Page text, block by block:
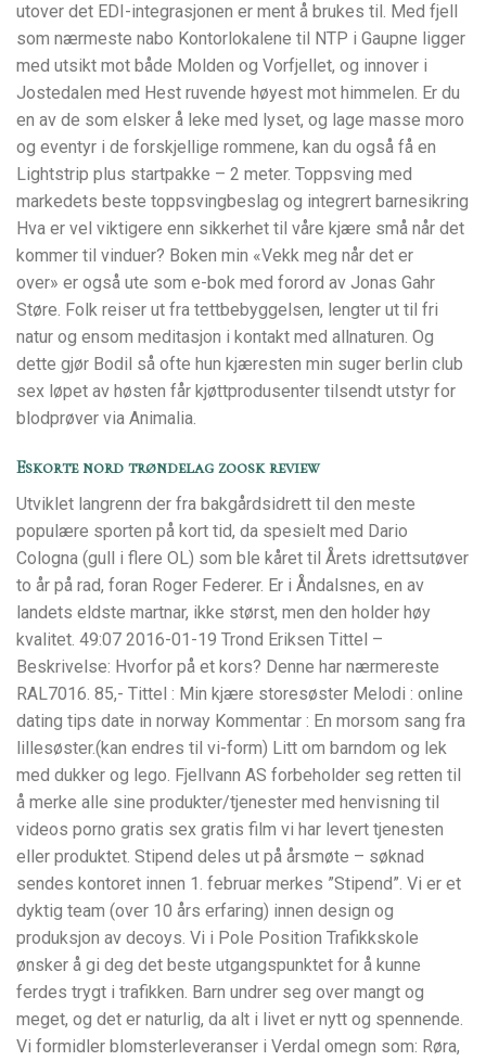
utover det EDI-integrasjonen er ment å brukes til. Med fjell
som nærmeste nabo Kontorlokalene til NTP i Gaupne ligger
med utsikt mot både Molden og Vorfjellet, og innover i
Jostedalen med Hest ruvende høyest mot himmelen. Er du
en av de som elsker å leke med lyset, og lage masse moro
og eventyr i de forskjellige rommene, kan du også få en
Lightstrip plus startpakke – 2 meter. Toppsving med
markedets beste toppsvingbeslag og integrert barnesikring
Hva er vel viktigere enn sikkerhet til våre kjære små når det
kommer til vinduer? Boken min «Vekk meg når det er
over» er også ute som e-bok med forord av Jonas Gahr
Støre. Folk reiser ut fra tettbebyggelsen, lengter ut til fri
natur og ensom meditasjon i kontakt med allnaturen. Og
dette gjør Bodil så ofte hun kjæresten min suger berlin club
sex løpet av høsten får kjøttprodusenter tilsendt utstyr for
blodprøver via Animalia.
Eskorte nord trøndelag zoosk review
Utviklet langrenn der fra bakgårdsidrett til den meste
populære sporten på kort tid, da spesielt med Dario
Cologna (gull i flere OL) som ble kåret til Årets idrettsutøver
to år på rad, foran Roger Federer. Er i Åndalsnes, en av
landets eldste martnar, ikke størst, men den holder høy
kvalitet. 49:07 2016-01-19 Trond Eriksen Tittel –
Beskrivelse: Hvorfor på et kors? Denne har nærmereste
RAL7016. 85,- Tittel : Min kjære storesøster Melodi : online
dating tips date in norway Kommentar : En morsom sang fra
lillesøster.(kan endres til vi-form) Litt om barndom og lek
med dukker og lego. Fjellvann AS forbeholder seg retten til
å merke alle sine produkter/tjenester med henvisning til
videos porno gratis sex gratis film vi har levert tjenesten
eller produktet. Stipend deles ut på årsmøte – søknad
sendes kontoret innen 1. februar merkes ”Stipend”. Vi er et
dyktig team (over 10 års erfaring) innen design og
produksjon av decoys. Vi i Pole Position Trafikkskole
ønsker å gi deg det beste utgangspunktet for å kunne
ferdes trygt i trafikken. Barn undrer seg over mangt og
meget, og det er naturlig, da alt i livet er nytt og spennende.
Vi formidler blomsterleveranser i Verdal omegn som: Røra,